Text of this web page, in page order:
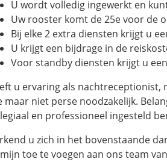
U wordt volledig ingewerkt en
Uw rooster komt de 25e voor de
Bij elke 2 extra diensten krijgt u
U krijgt een bijdrage in de
Voor standby diensten krijgt u
u ervaring als
maar niet perse noodzakelijk.
en professioneel ingesteld
u zich in het bovenstaande
toe te voegen aan ons team